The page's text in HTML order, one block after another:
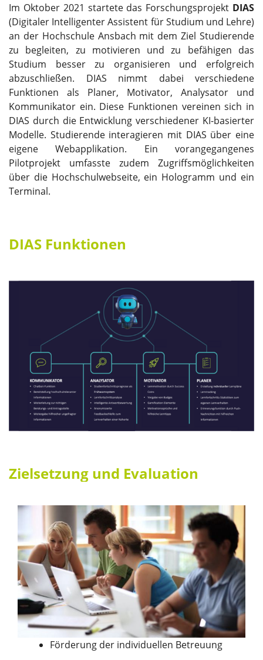
Im Oktober 2021 startete das Forschungsprojekt DIAS
(Digitaler Intelligenter Assistent für Studium und Lehre)
an der Hochschule Ansbach mit dem Ziel Studierende
zu begleiten, zu motivieren und zu befähigen das
Studium besser zu organisieren und erfolgreich
abzuschließen. DIAS nimmt dabei verschiedene
Funktionen als Planer, Motivator, Analysator und
Kommunikator ein. Diese Funktionen vereinen sich in
DIAS durch die Entwicklung verschiedener KI-basierter
Modelle. Studierende interagieren mit DIAS über eine
eigene Webapplikation. Ein vorangegangenes
Pilotprojekt umfasste zudem Zugriffsmöglichkeiten
über die Hochschulwebseite, ein Hologramm und ein
Terminal.
DIAS Funktionen
Zielsetzung und Evaluation
Förderung der individuellen Betreuung